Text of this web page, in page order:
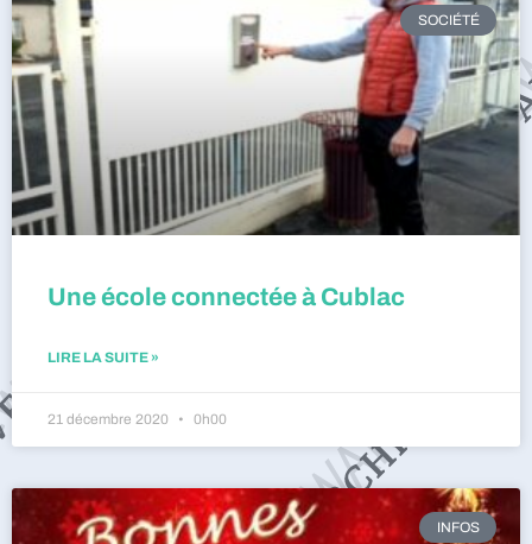
SOCIÉTÉ
Une école connectée à Cublac
LIRE LA SUITE »
21 décembre 2020 0h00
INFOS